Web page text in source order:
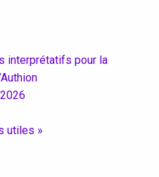
interprétatifs pour la
utiles »